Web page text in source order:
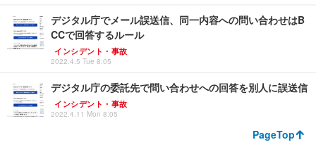
デジタル庁でメール誤送信、同一内容への問い合わせはB
CCで回答するルール
インシデント・事故
2022.4.5 Tue 8:05
デジタル庁の委託先で問い合わせへの回答を別人に誤送信
インシデント・事故
2022.4.11 Mon 8:05
PageTop